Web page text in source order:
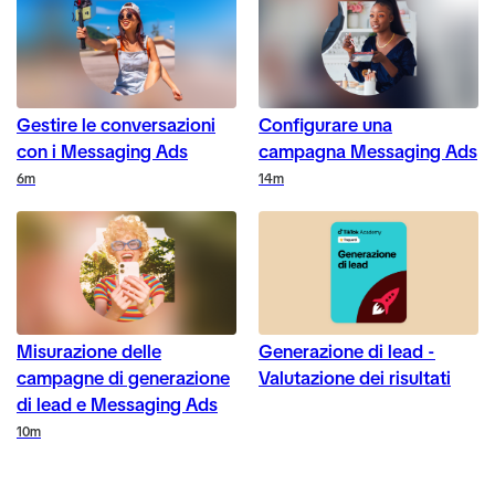
Gestire le conversazioni
con i Messaging Ads
Duration
6m
Configurare una
campagna Messaging Ads
Duration 14m
Misurazione delle
campagne di generazione
di lead e Messaging Ads
Duration
10m
Generazione di lead -
Valutazione dei risultati